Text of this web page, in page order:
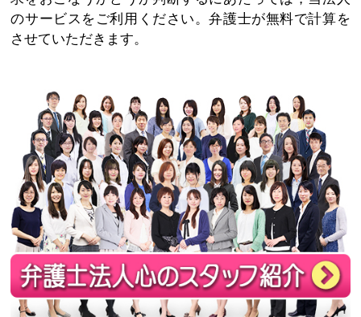
のサービスをご利用ください。弁護士が無料で計算を
させていただきます。